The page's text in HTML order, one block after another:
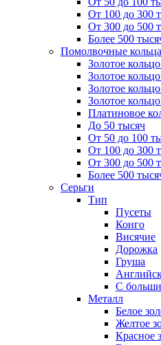
От 100 до 300
От 300 до 500
Более 500
Помолвочные кольца
Золотое
Золотое
Золотое
Золотое
Платиновое
До 50 тысяч
От 50 до 100
От 100 до 300
От 300 до 500
Более 500
Серьги
Тип
Пусеты
Конго
Висячие
Дорожка
Груша
С
Металл
Белое
Желтое
Красное